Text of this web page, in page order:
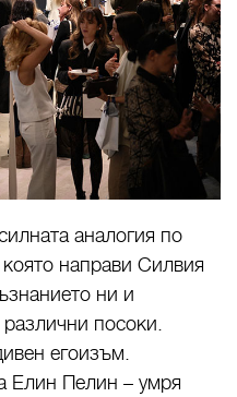
аналогия по
направи Силвия
ни и
посоки.
егоизъм.
Елин Пелин – умря